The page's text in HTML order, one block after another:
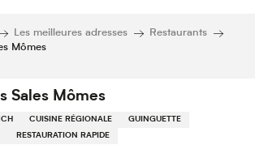
Les meilleures adresses
Restaurants
Mômes
Sales Mômes
CUISINE RÉGIONALE
GUINGUETTE
RESTAURATION RAPIDE